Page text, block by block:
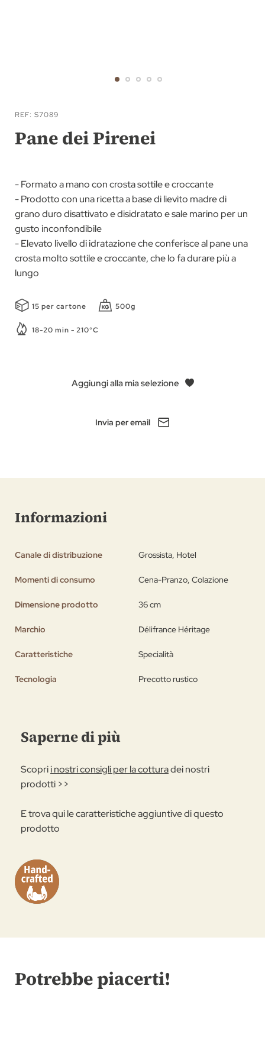
all'inizio
della
galleria
REF S7089
Pane dei Pirenei
- Formato a mano con crosta sottile e croccante
- Prodotto con una ricetta a base di lievito madre di
grano duro disattivato e disidratato e sale marino per un
gusto inconfondibile
- Elevato livello di idratazione che conferisce al pane una
crosta molto sottile e croccante, che lo fa durare più a
lungo
15 per cartone 500g
18-20 min - 210°C
Aggiungi alla mia selezione
Invia per email
Informazioni
Canale di distribuzione Grossista, Hotel
Momenti di consumo Cena-Pranzo, Colazione
Dimensione prodotto 36 cm
Marchio Délifrance Héritage
Caratteristiche Specialità
Tecnologia Precotto rustico
Saperne di più
Scoprii nostri consigli per la cotturadei nostri
prodotti >>
E trova qui le caratteristiche aggiuntive di questo
prodotto
Potrebbe piacerti!